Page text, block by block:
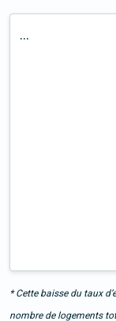
...
* Cette baisse du taux
nombre de logements